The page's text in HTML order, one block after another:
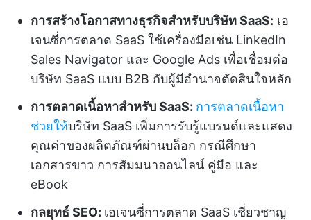
การสร้างโอกาสทางธุรกิจสำหรับบริษัท SaaS: เอ
เจนซี่การตลาด SaaS ใช้เครื่องมือเช่น LinkedIn
Sales Navigator และ Google Ads เพื่อเชื่อมต่อ
บริษัท SaaS แบบ B2B กับผู้มีอำนาจตัดสินใจหลัก
การตลาดเนื้อหาสำหรับ SaaS: การตลาดเนื้อหา
ช่วยให้บริษัท SaaS เพิ่มการรับรู้แบรนด์และแสดง
คุณค่าของผลิตภัณฑ์ผ่านบล็อก กรณีศึกษา
เอกสารขาว การสัมมนาออนไลน์ คู่มือ และ
eBook
กลยุทธ์ SEO: เอเจนซี่การตลาด SaaS เชี่ยวชาญ